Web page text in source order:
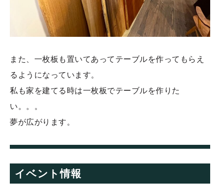
また、一枚板も置いてあってテーブルを作ってもらえ
るようになっています。
私も家を建てる時は一枚板でテーブルを作りた
い。。。
夢が広がります。
イベント情報